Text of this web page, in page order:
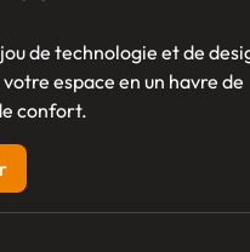
de technologie et de
espace en un havre de
confort.